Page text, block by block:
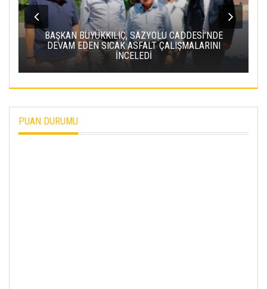
BAŞKAN BÜYÜKKILIÇ, SAZYOLU CADDESİ’NDE
DEVAM EDEN SICAK ASFALT ÇALIŞMALARINI
İNCELEDİ
PUAN DURUMU